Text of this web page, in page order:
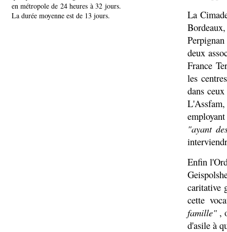
en métropole de 24 heures à 32 jours.
La durée moyenne est de 13 jours.
La
deux
France
les
dans
"ayant
Enfin
caritative
cette
famille" ,
d'asile à